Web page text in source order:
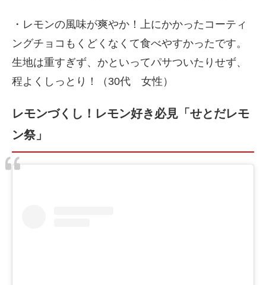
・レモンの風味が爽やか！上にかかったコーティ
ングチョコもくどくなくて食べやすかったです。
生地は重すぎず、かといってパサついたりせず、
程よくしっとり！（30代 女性）
レモンづくし！レモン好き必見「せとだレモ
ン祭」